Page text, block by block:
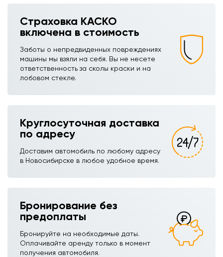
Страховка КАСКО
включена в стоимость
Заботы о непредвиденных повреждениях
машины мы взяли на себя. Вы не несете
ответственность за сколы краски и на
лобовом стекле.
Круглосуточная доставка
по адресу
Доставим автомобиль по любому адресу
в Новосибирске в любое удобное время.
Бронирование без
предоплаты
Бронируйте на необходимые даты.
Оплачивайте аренду только в момент
получения автомобиля.